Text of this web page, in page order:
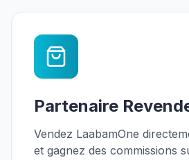
Partenaire
Vendez LaabamOne
et gagnez des commissions